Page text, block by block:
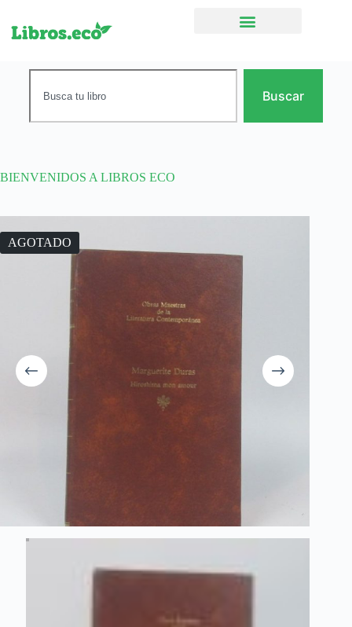
Buscar
BIENVENIDOS A LIBROS ECO
AGOTADO